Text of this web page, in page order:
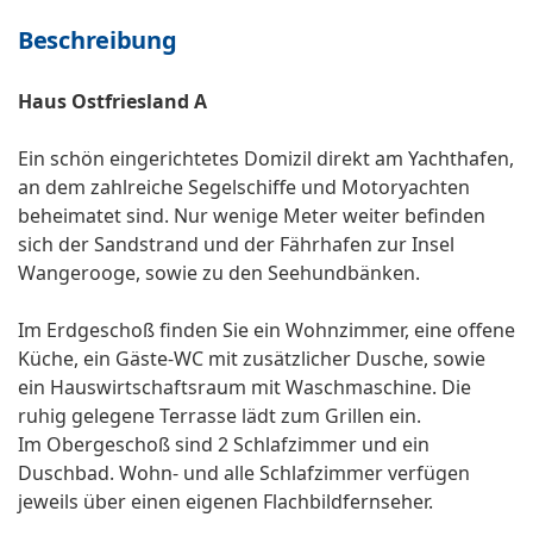
Beschreibung
Haus Ostfriesland A
Ein schön eingerichtetes Domizil direkt am Yachthafen,
an dem zahlreiche Segelschiffe und Motoryachten
beheimatet sind. Nur wenige Meter weiter befinden
sich der Sandstrand und der Fährhafen zur Insel
Wangerooge, sowie zu den Seehundbänken.
Im Erdgeschoß finden Sie ein Wohnzimmer, eine offene
Küche, ein Gäste-WC mit zusätzlicher Dusche, sowie
ein Hauswirtschaftsraum mit Waschmaschine. Die
ruhig gelegene Terrasse lädt zum Grillen ein.
Im Obergeschoß sind 2 Schlafzimmer und ein
Duschbad. Wohn- und alle Schlafzimmer verfügen
jeweils über einen eigenen Flachbildfernseher.